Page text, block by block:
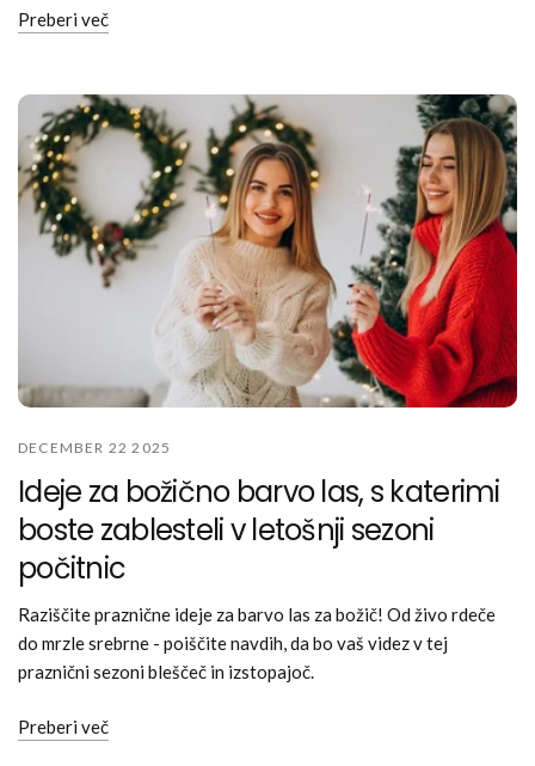
Preberi več
DECEMBER 22 2025
Ideje za božično barvo las, s katerimi
boste zablesteli v letošnji sezoni
počitnic
Raziščite praznične ideje za barvo las za božič! Od živo rdeče
do mrzle srebrne - poiščite navdih, da bo vaš videz v tej
praznični sezoni bleščeč in izstopajoč.
Preberi več